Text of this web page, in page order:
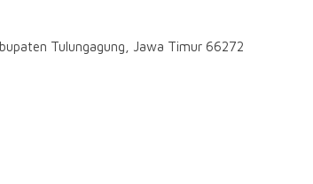
Tulungagung, Jawa Timur 66272